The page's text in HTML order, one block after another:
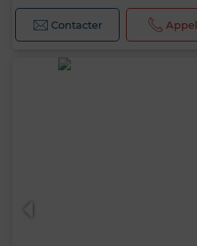
Contacter